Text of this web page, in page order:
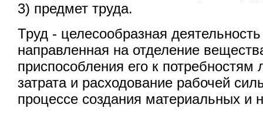
3) предмет труда.
Труд - целесообразная
направленная на отделение
приспособления его к потребностям
затрата и расходование рабочей
процессе создания материальных и